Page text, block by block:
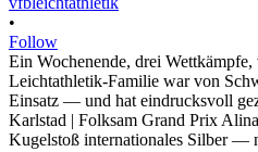
•
Follow
Ein Wochenende, drei
Leichtathletik-Familie war von
Einsatz — und hat eindrucksvoll
Karlstad | Folksam Grand Prix
Kugelstoß internationales Silber —